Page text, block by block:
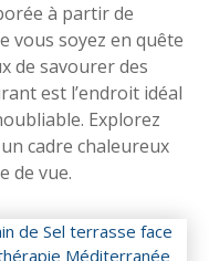
à partir de
vous soyez en quête
de savourer des
est l’endroit idéal
Explorez
cadre chaleureux
de vue.